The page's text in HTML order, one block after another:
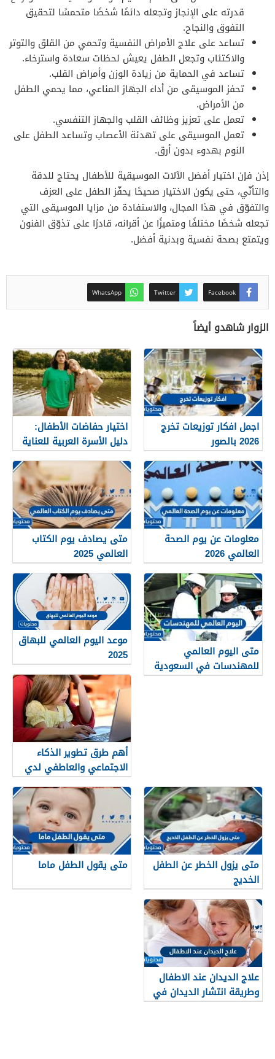
قدرته على الإنجاز وتجعله دائمًا شخصًا متحمسًا لتحقيق
التفوق والنجاح.
تساعد على علاج الأمراض النفسية وتحمي من القلق والتوتر
والاكتئاب وتجعل الطفل يعيش لحظات سعادة واسترخاء.
تساعد في الحماية من زيادة الوزن وأمراض القلب.
تحفز الموسيقى من أداء الجهاز المناعي، مما يحمي الطفل
من الأمراض.
تعمل على تعزيز وظائف القلب والجهاز التنفسي.
تعمل الموسيقى على تهدئة الأعصاب وتساعد الطفل على
النوم بهدوء بدون أرق.
إذن فإن اختيار أفضل الآلات الموسيقية للأطفال يحتاج للدقة
والتأنّي، حتى يكون الاختيار صحيحًا يحفّز الطفل على العزف
والتفوّق في هذا المجال، والاستفادة من مزايا الموسيقى التي
تجعله شخصًا مختلفًا ومتميزًا عن أقرانه، قادرًا على تذوّق الفنون
ويتمتع بصحة نفسية وبدنية أفضل.
Facebook
Twitter
WhatsApp
الزوار شاهدو أيضاً
اجمل افكار توزيعات تخرج
2026 بالصور
اختيار حفاضات الأطفال:
دليل الأسرة العربية للعناية
والراحة
معلومات عن يوم الصحة
العالمي 2026
متى يصادف يوم الكتاب
العالمي 2025
متى اليوم العالمي
للمهندسات في السعودية
والدول العربية 2025
موعد اليوم العالمي للبهاق
2025
أهم طرق تطوير الذكاء
الاجتماعي والعاطفي لدي
الأطفال
متى يزول الخطر عن الطفل
الخديج
متى يقول الطفل ماما
علاج الديدان عند الاطفال
وطريقة انتشار الديدان في
جسم الطفل